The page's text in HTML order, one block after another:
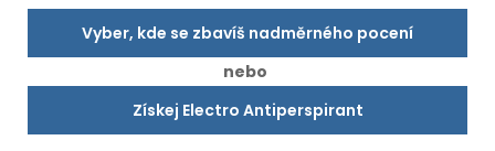
Vyber, kde se zbavíš nadměrného pocení
nebo
Získej Electro Antiperspirant